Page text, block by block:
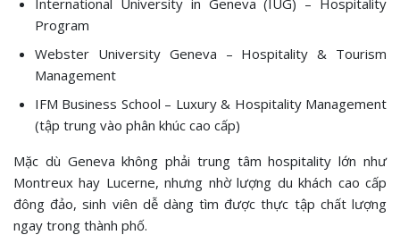
Program
Webster University Geneva – Hospitality & Tourism
Management
IFM Business School – Luxury & Hospitality Management
(tập trung vào phân khúc cao cấp)
Mặc dù Geneva không phải trung tâm hospitality lớn như
Montreux hay Lucerne, nhưng nhờ lượng du khách cao cấp
đông đảo, sinh viên dễ dàng tìm được thực tập chất lượng
ngay trong thành phố.